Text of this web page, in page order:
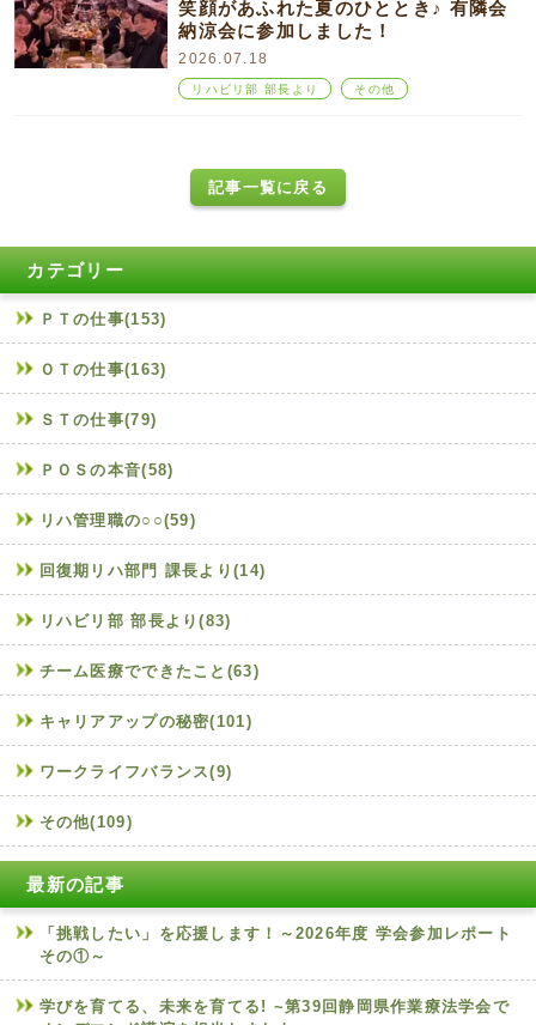
笑顔があふれた夏のひととき♪ 有隣会
納涼会に参加しました！
2026.07.18
リハビリ部 部長より その他
記事一覧に戻る
カテゴリー
ＰＴの仕事(153)
ＯＴの仕事(163)
ＳＴの仕事(79)
ＰＯＳの本音(58)
リハ管理職の○○(59)
回復期リハ部門 課長より(14)
リハビリ部 部長より(83)
チーム医療でできたこと(63)
キャリアアップの秘密(101)
ワークライフバランス(9)
その他(109)
最新の記事
「挑戦したい」を応援します！～2026年度 学会参加レポート
その①～
学びを育てる、未来を育てる! ~第39回静岡県作業療法学会で